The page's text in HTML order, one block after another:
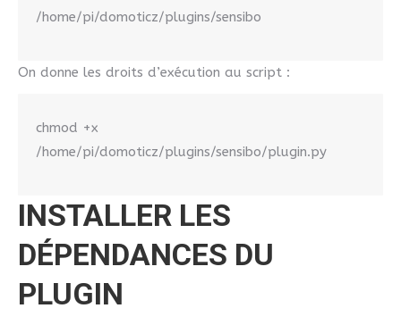
/home/pi/domoticz/plugins/sensibo
On donne les droits d’exécution au script :
chmod +x
/home/pi/domoticz/plugins/sensibo/plugin.py
INSTALLER LES
DÉPENDANCES DU
PLUGIN